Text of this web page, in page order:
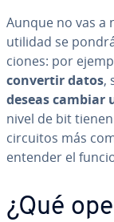
Aunque no vas a
utilidad se
cio­nes: por
convertir datos,
deseas cambiar
nivel de bit
circuitos más
entender el
¿Qué